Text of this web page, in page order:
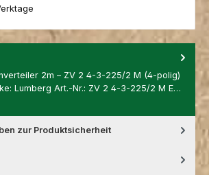
2m – ZV 2 4-3-225/2 M (4-polig)
Lumberg Art.-Nr.: ZV 2 4-3-225/2 M E…
zur Produktsicherheit